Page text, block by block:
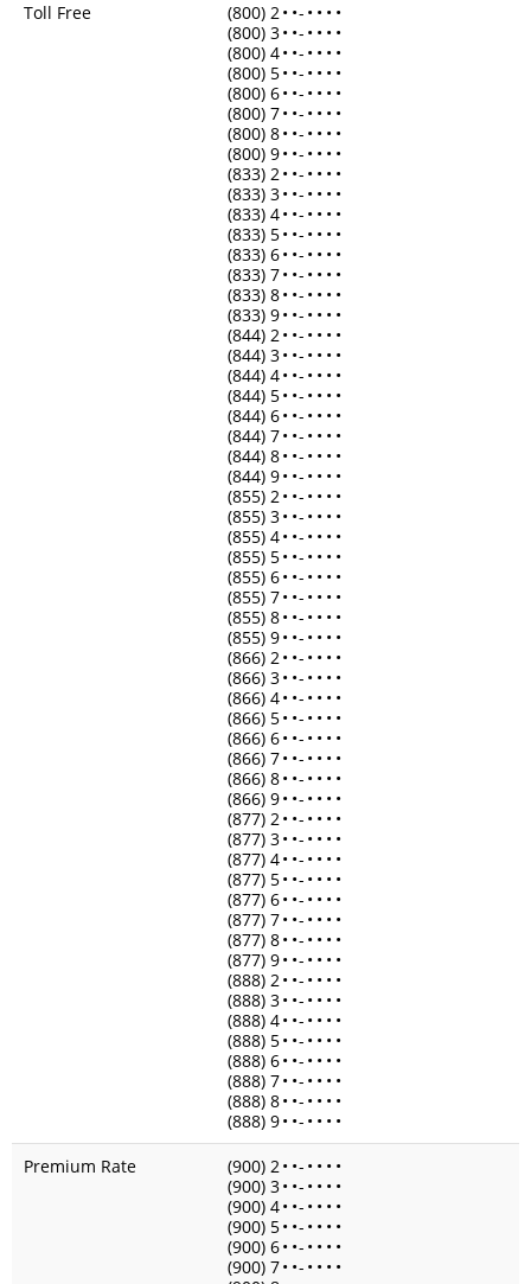
Toll Free
(800) 2• •- • • • •
(800) 3• •- • • • •
(800) 4• •- • • • •
(800) 5• •- • • • •
(800) 6• •- • • • •
(800) 7• •- • • • •
(800) 8• •- • • • •
(800) 9• •- • • • •
(833) 2• •- • • • •
(833) 3• •- • • • •
(833) 4• •- • • • •
(833) 5• •- • • • •
(833) 6• •- • • • •
(833) 7• •- • • • •
(833) 8• •- • • • •
(833) 9• •- • • • •
(844) 2• •- • • • •
(844) 3• •- • • • •
(844) 4• •- • • • •
(844) 5• •- • • • •
(844) 6• •- • • • •
(844) 7• •- • • • •
(844) 8• •- • • • •
(844) 9• •- • • • •
(855) 2• •- • • • •
(855) 3• •- • • • •
(855) 4• •- • • • •
(855) 5• •- • • • •
(855) 6• •- • • • •
(855) 7• •- • • • •
(855) 8• •- • • • •
(855) 9• •- • • • •
(866) 2• •- • • • •
(866) 3• •- • • • •
(866) 4• •- • • • •
(866) 5• •- • • • •
(866) 6• •- • • • •
(866) 7• •- • • • •
(866) 8• •- • • • •
(866) 9• •- • • • •
(877) 2• •- • • • •
(877) 3• •- • • • •
(877) 4• •- • • • •
(877) 5• •- • • • •
(877) 6• •- • • • •
(877) 7• •- • • • •
(877) 8• •- • • • •
(877) 9• •- • • • •
(888) 2• •- • • • •
(888) 3• •- • • • •
(888) 4• •- • • • •
(888) 5• •- • • • •
(888) 6• •- • • • •
(888) 7• •- • • • •
(888) 8• •- • • • •
(888) 9• •- • • • •
Premium Rate
(900) 2• •- • • • •
(900) 3• •- • • • •
(900) 4• •- • • • •
(900) 5• •- • • • •
(900) 6• •- • • • •
(900) 7• •- • • • •